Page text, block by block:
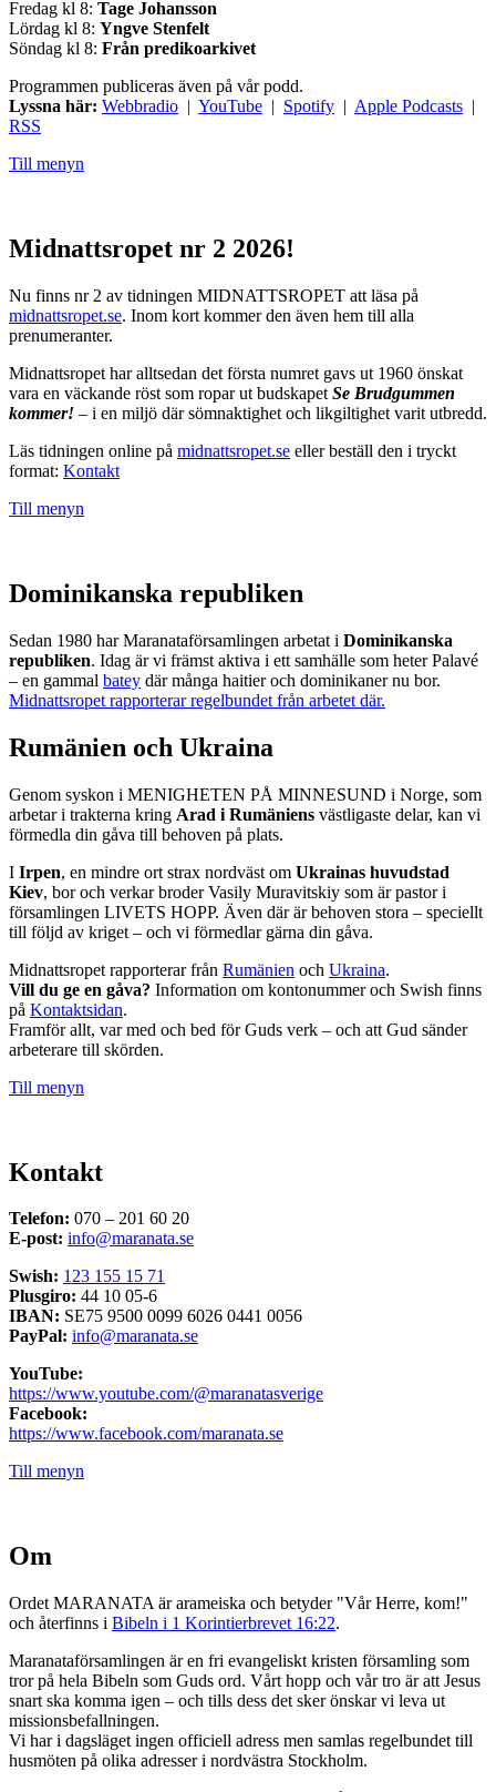
Fredag kl 8: Tage Johansson
Lördag kl 8: Yngve Stenfelt
Söndag kl 8: Från predikoarkivet
Programmen publiceras även på vår podd.
Lyssna här: Webbradio | YouTube | Spotify | Apple Podcasts |
RSS
Till menyn
Midnattsropet nr 2 2026!
Nu finns nr 2 av tidningen MIDNATTSROPET att läsa på
midnattsropet.se. Inom kort kommer den även hem till alla
prenumeranter.
Midnattsropet har alltsedan det första numret gavs ut 1960 önskat
vara en väckande röst som ropar ut budskapet Se Brudgummen
kommer! – i en miljö där sömnaktighet och likgiltighet varit utbredd.
Läs tidningen online på midnattsropet.se eller beställ den i tryckt
format: Kontakt
Till menyn
Dominikanska republiken
Sedan 1980 har Maranataförsamlingen arbetat i Dominikanska
republiken. Idag är vi främst aktiva i ett samhälle som heter Palavé
– en gammal batey där många haitier och dominikaner nu bor.
Midnattsropet rapporterar regelbundet från arbetet där.
Rumänien och Ukraina
Genom syskon i MENIGHETEN PÅ MINNESUND i Norge, som
arbetar i trakterna kring Arad i Rumäniens västligaste delar, kan vi
förmedla din gåva till behoven på plats.
I Irpen, en mindre ort strax nordväst om Ukrainas huvudstad
Kiev, bor och verkar broder Vasily Muravitskiy som är pastor i
församlingen LIVETS HOPP. Även där är behoven stora – speciellt
till följd av kriget – och vi förmedlar gärna din gåva.
Midnattsropet rapporterar från Rumänien och Ukraina.
Vill du ge en gåva? Information om kontonummer och Swish finns
på Kontaktsidan.
Framför allt, var med och bed för Guds verk – och att Gud sänder
arbeterare till skörden.
Till menyn
Kontakt
Telefon: 070 – 201 60 20
E-post: info@maranata.se
Swish: 123 155 15 71
Plusgiro: 44 10 05-6
IBAN: SE75 9500 0099 6026 0441 0056
PayPal: info@maranata.se
YouTube:
https://www.youtube.com/@maranatasverige
Facebook:
https://www.facebook.com/maranata.se
Till menyn
Om
Ordet MARANATA är arameiska och betyder "Vår Herre, kom!"
och återfinns i Bibeln i 1 Korintierbrevet 16:22.
Maranataförsamlingen är en fri evangeliskt kristen församling som
tror på hela Bibeln som Guds ord. Vårt hopp och vår tro är att Jesus
snart ska komma igen – och tills dess det sker önskar vi leva ut
missionsbefallningen.
Vi har i dagsläget ingen officiell adress men samlas regelbundet till
husmöten på olika adresser i nordvästra Stockholm.